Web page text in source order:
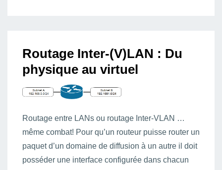
Routage Inter-(V)LAN : Du
physique au virtuel
Routage entre LANs ou routage Inter-VLAN …
même combat! Pour qu’un routeur puisse router un
paquet d’un domaine de diffusion à un autre il doit
posséder une interface configurée dans chacun